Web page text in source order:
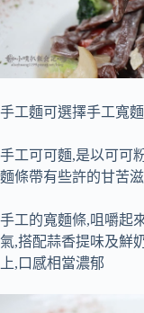
手工麵可選擇手工寬
手工可可麵,是以可可
麵條帶有些許的甘苦
手工的寬麵條,咀嚼起
氣,搭配蒜香提味及鮮
上,口感相當濃郁